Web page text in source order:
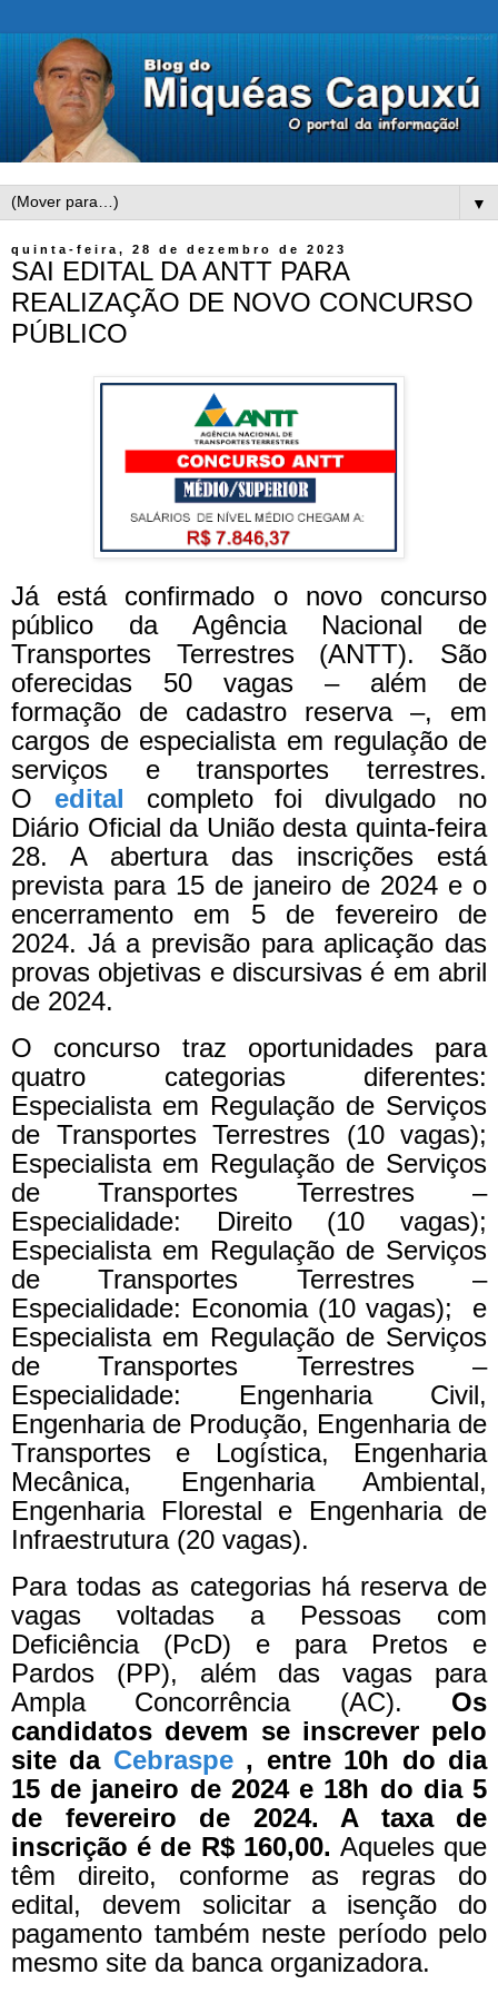
▼
quinta-feira, 28 de dezembro de 2023
SAI EDITAL DA ANTT PARA
REALIZAÇÃO DE NOVO CONCURSO
PÚBLICO
Já está confirmado o novo concurso
público da Agência Nacional de
Transportes Terrestres (ANTT). São
oferecidas 50 vagas – além de
formação de cadastro reserva –, em
cargos de especialista em regulação de
serviços e transportes terrestres.
O edital completo foi divulgado no
Diário Oficial da União desta quinta-feira
28. A abertura das inscrições está
prevista para 15 de janeiro de 2024 e o
encerramento em 5 de fevereiro de
2024. Já a previsão para aplicação das
provas objetivas e discursivas é em abril
de 2024.
O concurso traz oportunidades para
quatro categorias diferentes:
Especialista em Regulação de Serviços
de Transportes Terrestres (10 vagas);
Especialista em Regulação de Serviços
de Transportes Terrestres –
Especialidade: Direito (10 vagas);
Especialista em Regulação de Serviços
de Transportes Terrestres –
Especialidade: Economia (10 vagas); e
Especialista em Regulação de Serviços
de Transportes Terrestres –
Especialidade: Engenharia Civil,
Engenharia de Produção, Engenharia de
Transportes e Logística, Engenharia
Mecânica, Engenharia Ambiental,
Engenharia Florestal e Engenharia de
Infraestrutura (20 vagas).
Para todas as categorias há reserva de
vagas voltadas a Pessoas com
Deficiência (PcD) e para Pretos e
Pardos (PP), além das vagas para
Ampla Concorrência (AC). Os
candidatos devem se inscrever pelo
site da Cebraspe , entre 10h do dia
15 de janeiro de 2024 e 18h do dia 5
de fevereiro de 2024. A taxa de
inscrição é de R$ 160,00. Aqueles que
têm direito, conforme as regras do
edital, devem solicitar a isenção do
pagamento também neste período pelo
mesmo site da banca organizadora.